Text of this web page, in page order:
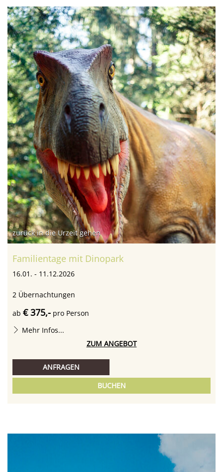
zurück in die Urzeit gehen
Familientage mit Dinopark
16.01. - 11.12.2026
2 Übernachtungen
ab € 375,- pro Person
Mehr Infos...
ZUM ANGEBOT
ANFRAGEN
BUCHEN